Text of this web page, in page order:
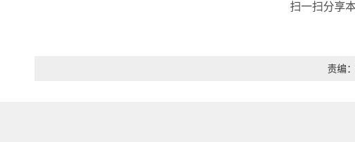
扫一扫分享
责编